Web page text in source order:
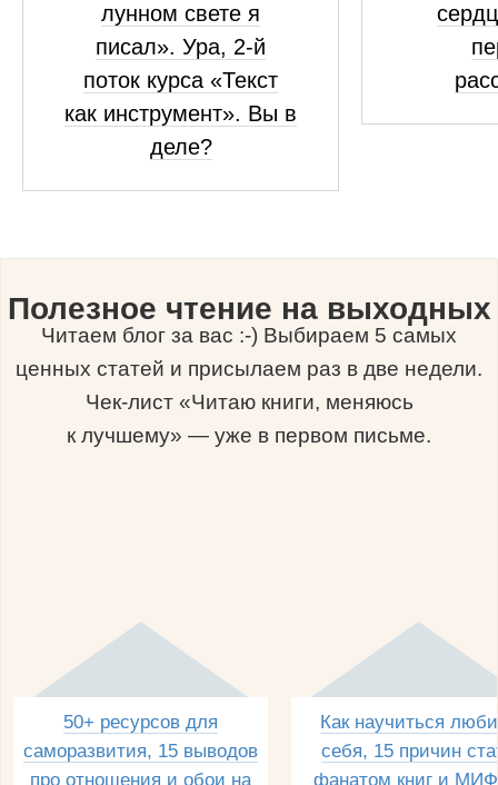
лунном свете я
писал». Ура, 2-й
поток курса «Текст
как инструмент». Вы в
деле?
Полезное чтение на выходных
Читаем блог за вас :-) Выбираем 5 самых
ценных статей и присылаем раз в две недели.
Чек-лист «Читаю книги, меняюсь
к лучшему» — уже в первом письме.
50+ ресурсов для
саморазвития, 15 выводов
про отношения и обои на
Как научиться
себя, 15 причин
фанатом книг и